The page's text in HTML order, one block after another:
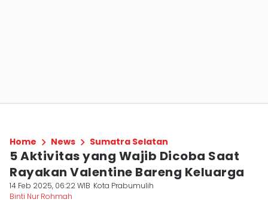
Home News Sumatra Selatan
5 Aktivitas yang Wajib Dicoba Saat
Rayakan Valentine Bareng Keluarga
14 Feb 2025, 06:22 WIB Kota Prabumulih
Binti Nur Rohmah